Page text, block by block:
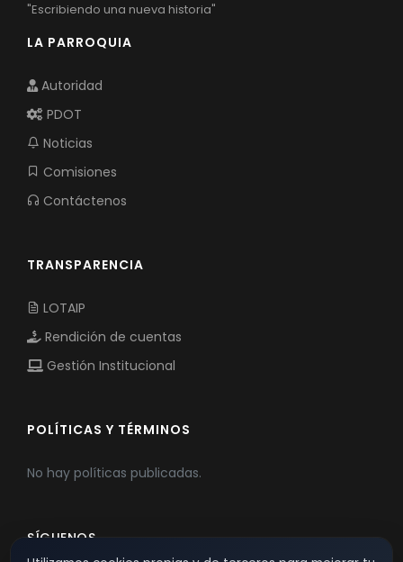
"Escribiendo una nueva historia"
LA PARROQUIA
Autoridad
PDOT
Noticias
Comisiones
Contáctenos
TRANSPARENCIA
LOTAIP
Rendición de cuentas
Gestión Institucional
POLÍTICAS Y TÉRMINOS
No hay políticas publicadas.
SÍGUENOS